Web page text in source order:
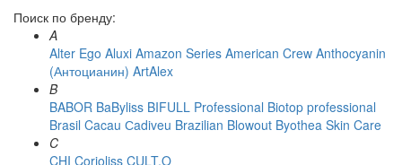
Поиск по бренду:
A
Alter Ego Aluxi Amazon Series American Crew Anthocyanin
(Антоцианин) ArtAlex
B
BABOR BaByliss BIFULL Professional Biotop professional
Brasil Cacau Сadiveu Brazilian Blowout Byothea Skin Care
C
CHI Corioliss CULT.O